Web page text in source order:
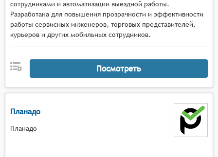
сотрудниками и автоматизации выездной работы.
Разработана для повышения прозрачности и эффективности
работы сервисных инженеров, торговых представителей,
курьеров и других мобильных сотрудников.
Посмотреть
Планадо
Планадо